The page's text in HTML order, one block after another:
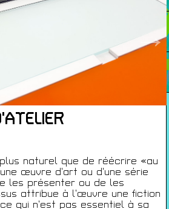
→
naturel que de réécrire «au
œuvre d’art ou d’une série
les présenter ou de les
attribue à l’œuvre une fiction
qui n’est pas essentiel à sa